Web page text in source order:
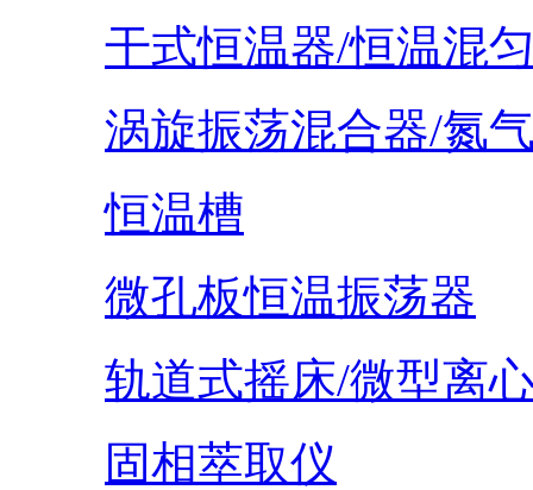
干式恒温器/恒温混
涡旋振荡混合器/氮
恒温槽
微孔板恒温振荡器
轨道式摇床/微型离
固相萃取仪